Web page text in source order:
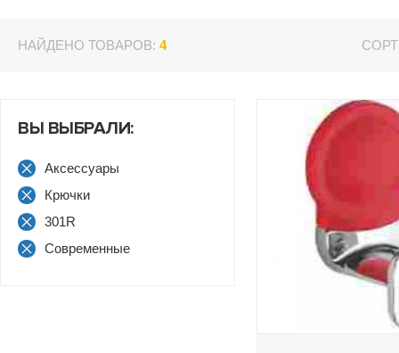
НАЙДЕНО ТОВАРОВ: 4
ВЫ ВЫБРАЛИ:
Аксессуары
Крючки
301R
Современные